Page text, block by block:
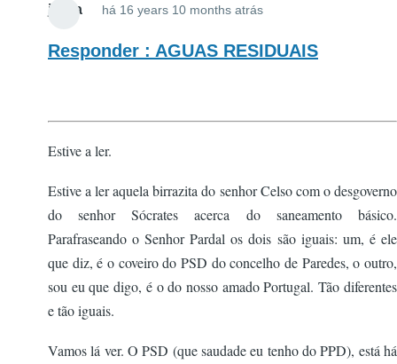
jsilva há 16 years 10 months atrás
Responder : AGUAS RESIDUAIS
Estive a ler.
Estive a ler aquela birrazita do senhor Celso com o desgoverno
do senhor Sócrates acerca do saneamento básico.
Parafraseando o Senhor Pardal os dois são iguais: um, é ele
que diz, é o coveiro do PSD do concelho de Paredes, o outro,
sou eu que digo, é o do nosso amado Portugal. Tão diferentes
e tão iguais.
Vamos lá ver. O PSD (que saudade eu tenho do PPD), está há